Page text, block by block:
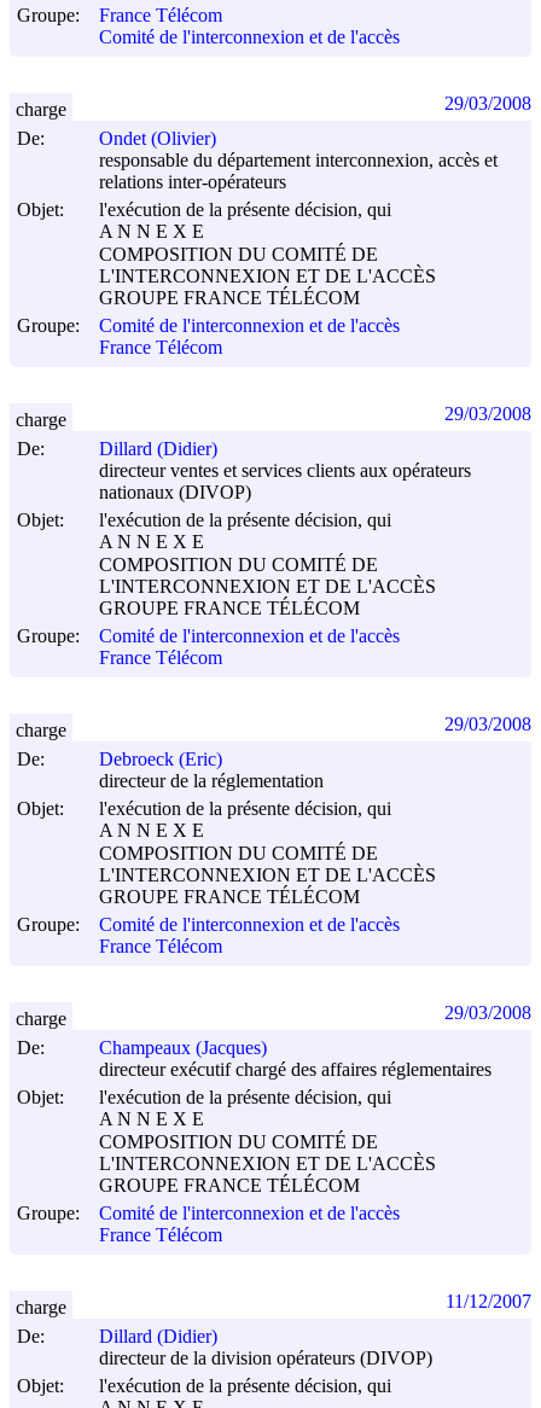
Groupe:
France Télécom
Comité de l'interconnexion et de l'accès
De:
Ondet (Olivier)
responsable du département interconnexion, accès et
relations inter-opérateurs
Objet:
l'exécution de la présente décision, qui
A N N E X E
COMPOSITION DU COMITÉ DE
L'INTERCONNEXION ET DE L'ACCÈS
GROUPE FRANCE TÉLÉCOM
Groupe:
Comité de l'interconnexion et de l'accès
France Télécom
charge 29/03/2008
De:
Dillard (Didier)
directeur ventes et services clients aux opérateurs
nationaux (DIVOP)
Objet:
l'exécution de la présente décision, qui
A N N E X E
COMPOSITION DU COMITÉ DE
L'INTERCONNEXION ET DE L'ACCÈS
GROUPE FRANCE TÉLÉCOM
Groupe:
Comité de l'interconnexion et de l'accès
France Télécom
charge 29/03/2008
De:
Debroeck (Eric)
directeur de la réglementation
Objet:
l'exécution de la présente décision, qui
A N N E X E
COMPOSITION DU COMITÉ DE
L'INTERCONNEXION ET DE L'ACCÈS
GROUPE FRANCE TÉLÉCOM
Groupe:
Comité de l'interconnexion et de l'accès
France Télécom
charge 29/03/2008
De:
Champeaux (Jacques)
directeur exécutif chargé des affaires réglementaires
Objet:
l'exécution de la présente décision, qui
A N N E X E
COMPOSITION DU COMITÉ DE
L'INTERCONNEXION ET DE L'ACCÈS
GROUPE FRANCE TÉLÉCOM
Groupe:
Comité de l'interconnexion et de l'accès
France Télécom
charge 29/03/2008
De:
Dillard (Didier)
directeur de la division opérateurs (DIVOP)
Objet:
l'exécution de la présente décision, qui
charge 11/12/2007